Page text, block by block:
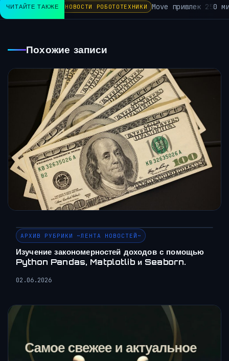
ЧИТАЙТЕ ТАКЖЕ НОВОСТИ РОБОТОТЕХНИКИ Move привлек 250
Похожие записи
АРХИВ РУБРИКИ ~ЛЕНТА НОВОСТЕЙ~
Изучение закономерностей доходов с помощью
Python Pandas, Matplotlib и Seaborn.
02.06.2026